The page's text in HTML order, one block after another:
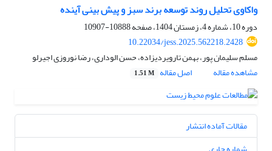
واکاوی تحلیل روند توسعه برند سبز و پیش بینی آینده
دوره 10، شماره 4، زمستان 1404، صفحه
10888-10907
10.22034/jess.2025.562218.2428
مسلم سلیمان پور، بهمن تارویردیزاده، حسن الوداری، رضا نوروزی اجیرلو
مشاهده مقاله
اصل مقاله 1.51 M
مقالات آماده انتشار